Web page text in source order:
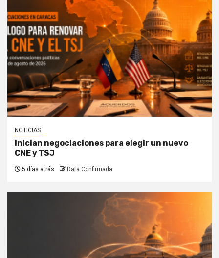
NOTICIAS
Inician negociaciones para elegir un nuevo
CNE y TSJ
5 días atrás Data Confirmada